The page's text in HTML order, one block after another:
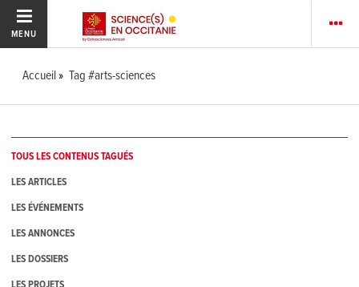
MENU
Accueil Tag #arts-sciences
TOUS LES CONTENUS TAGUÉS
LES ARTICLES
LES ÉVÉNEMENTS
LES ANNONCES
LES DOSSIERS